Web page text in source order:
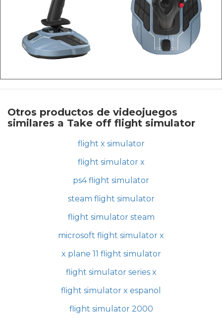
Otros productos de videojuegos
similares a Take off flight simulator
flight x simulator
flight simulator x
ps4 flight simulator
steam flight simulator
flight simulator steam
microsoft flight simulator x
x plane 11 flight simulator
flight simulator series x
flight simulator x espanol
flight simulator 2000